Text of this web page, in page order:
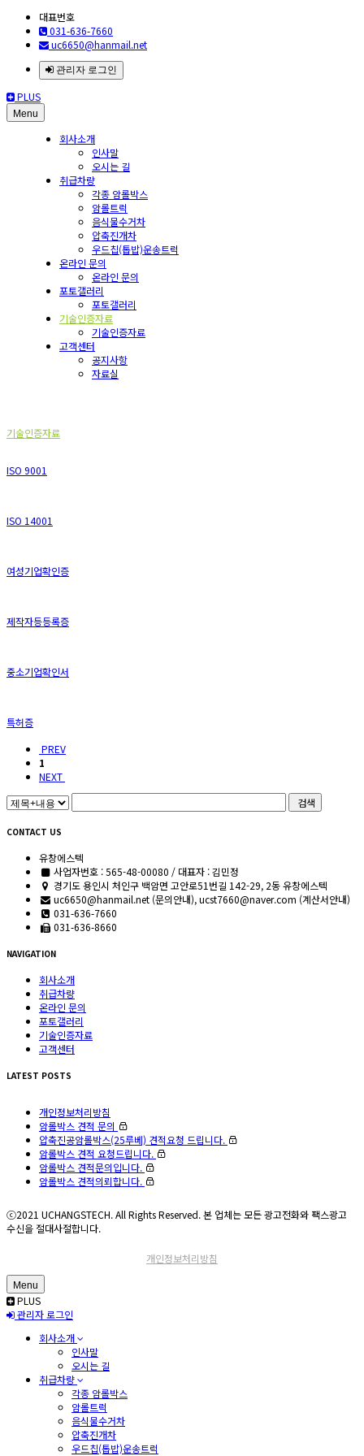
대표번호
031-636-7660
uc6650@hanmail.net
관리자 로그인
PLUS
Menu
회사소개
인사말
오시는 길
취급차량
각종 암롤박스
암롤트럭
음식물수거차
압축진개차
우드칩(톱밥)운송트럭
온라인 문의
온라인 문의
포토갤러리
포토갤러리
기술인증자료
기술인증자료
고객센터
공지사항
자료실
기술인증자료
ISO 9001
ISO 14001
여성기업확인증
제작자등등록증
중소기업확인서
특허증
PREV
1
NEXT
검색
CONTACT US
유창에스텍
사업자번호 : 565-48-00080 / 대표자 : 김민정
경기도 용인시 처인구 백암면 고안로51번길 142-29, 2동 유창에스텍
uc6650@hanmail.net (문의안내), ucst7660@naver.com (계산서안내)
031-636-7660
031-636-8660
NAVIGATION
회사소개
취급차량
온라인 문의
포토갤러리
기술인증자료
고객센터
LATEST POSTS
개인정보처리방침
암롤박스 견적 문의
압축진공암롤박스(25루베) 견적요청 드립니다.
암롤박스 견적 요청드립니다.
암롤박스 견적문의입니다.
암롤박스 견적의뢰합니다.
ⓒ2021 UCHANGSTECH. All Rights Reserved. 본 업체는 모든 광고전화와 팩스광고
수신을 절대사절합니다.
개인정보처리방침
Menu
PLUS
관리자 로그인
회사소개
인사말
오시는 길
취급차량
각종 암롤박스
암롤트럭
음식물수거차
압축진개차
우드칩(톱밥)운송트럭